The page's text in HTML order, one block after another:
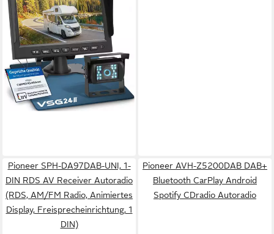
7" Rückfahrsystem CAMPER
für Wohnmobile inkl. Monitor,
Kabel und 1 x Rückfahrkamera
(Nachtsicht 12V-24V
Wasserdicht Einfache
Montage für Wohnwagen
LKW)
149,99 €
lieferbar - in 2-3 Werktagen bei dir
Pioneer SPH-DA97DAB-UNI, 1-
DIN RDS AV Receiver Autoradio
(RDS, AM/FM Radio, Animiertes
Display, Freisprecheinrichtung, 1
DIN)
Pioneer AVH-Z5200DAB DAB+
Bluetooth CarPlay Android
Spotify CDradio Autoradio